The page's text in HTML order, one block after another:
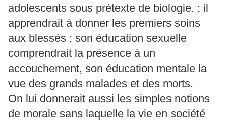
adolescents sous prétexte de biologie. ; il
apprendrait à donner les premiers soins
aux blessés ; son éducation sexuelle
comprendrait la présence à un
accouchement, son éducation mentale la
vue des grands malades et des morts.
On lui donnerait aussi les simples notions
de morale sans laquelle la vie en société